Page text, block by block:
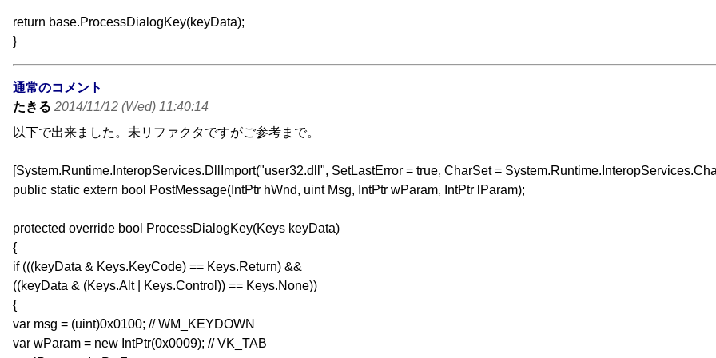
return base.ProcessDialogKey(keyData);
}
通常のコメント
たきる 2014/11/12 (Wed) 11:40:14
以下で出来ました。未リファクタですがご参考まで。
[System.Runtime.InteropServices.DllImport("user32.dll", SetLastError = true, CharSet =
public static extern bool PostMessage(IntPtr hWnd, uint Msg, IntPtr wParam, IntPtr lParam);
protected override bool ProcessDialogKey(Keys keyData)
{
if (((keyData & Keys.KeyCode) == Keys.Return) &&
((keyData & (Keys.Alt | Keys.Control)) == Keys.None))
{
var msg = (uint)0x0100; // WM_KEYDOWN
var wParam = new IntPtr(0x0009); // VK_TAB